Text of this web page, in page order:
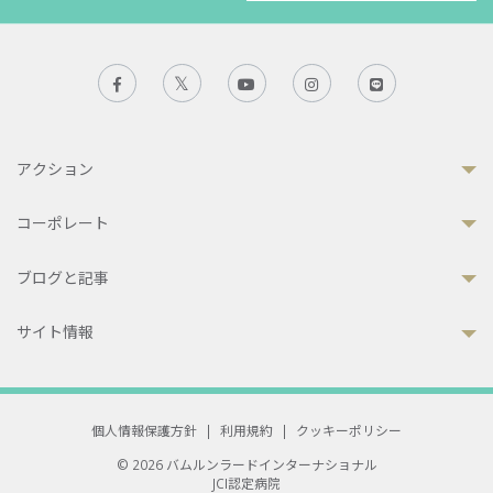
アクション
コーポレート
ブログと記事
サイト情報
個人情報保護方針 | 利用規約 |
クッキーポリシー
© 2026 バムルンラードインターナショナル
JCI認定病院